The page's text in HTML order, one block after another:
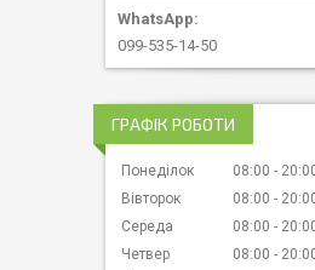
099-535-14-50
ГРАФІК РОБОТИ
Понеділок 08:00
Вівторок
08:00
Середа
08:00
Четвер
08:00